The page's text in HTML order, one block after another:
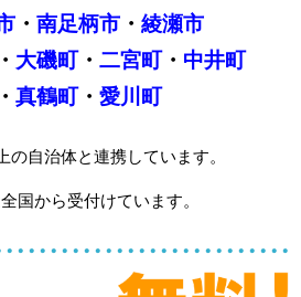
・ 南足柄市・ 綾瀬市
大磯町・ 二宮町・ 中井町
真鶴町・ 愛川町
の自治体と連携しています。
国から受付けています。